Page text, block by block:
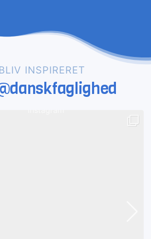
BLIV INSPIRERET